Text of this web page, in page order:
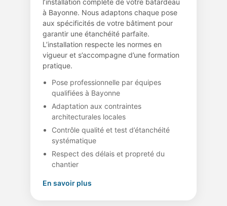
l’installation complète de votre batardeau
à Bayonne. Nous adaptons chaque pose
aux spécificités de votre bâtiment pour
garantir une étanchéité parfaite.
L’installation respecte les normes en
vigueur et s’accompagne d’une formation
pratique.
Pose professionnelle par équipes
qualifiées à Bayonne
Adaptation aux contraintes
architecturales locales
Contrôle qualité et test d’étanchéité
systématique
Respect des délais et propreté du
chantier
En savoir plus